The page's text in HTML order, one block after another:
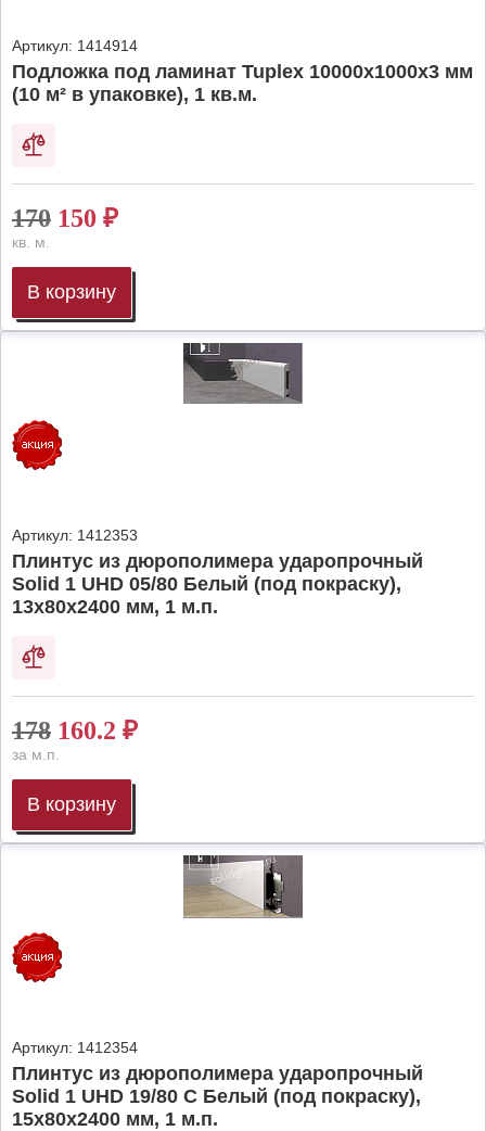
Артикул: 1414914
Подложка под ламинат Tuplex 10000x1000x3 мм
(10 м² в упаковке), 1 кв.м.
170 150 ₽
кв. м.
В корзину
Артикул: 1412353
Плинтус из дюрополимера ударопрочный
Solid 1 UHD 05/80 Белый (под покраску),
13х80х2400 мм, 1 м.п.
178 160.2 ₽
за м.п.
В корзину
Артикул: 1412354
Плинтус из дюрополимера ударопрочный
Solid 1 UHD 19/80 C Белый (под покраску),
15х80х2400 мм, 1 м.п.